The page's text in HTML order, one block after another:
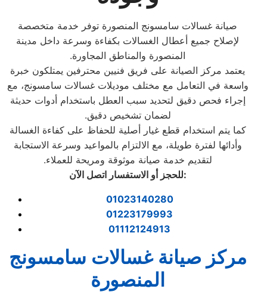
صيانة غسالات سامسونج المنصورة توفر خدمة متخصصة
لإصلاح جميع أعطال الغسالات بكفاءة وسرعة داخل مدينة
المنصورة والمناطق المجاورة.
يعتمد مركز الصيانة على فريق فنيين محترفين يمتلكون خبرة
واسعة في التعامل مع مختلف موديلات غسالات سامسونج، مع
إجراء فحص دقيق لتحديد سبب العطل باستخدام أدوات حديثة
لضمان تشخيص دقيق.
كما يتم استخدام قطع غيار أصلية للحفاظ على كفاءة الغسالة
وأدائها لفترة طويلة، مع الالتزام بالمواعيد وسرعة الاستجابة
لتقديم خدمة صيانة موثوقة ومريحة للعملاء.
للحجز أو الاستفسار اتصل الآن:
01023140280
01223179993
01112124913
مركز صيانة غسالات سامسونج
المنصورة